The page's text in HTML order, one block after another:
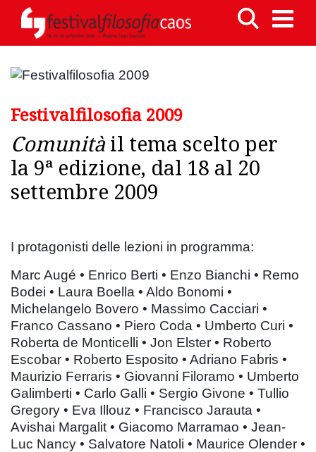
Festivalfilosofia 2009
Comunità il tema scelto per
la 9ª edizione, dal 18 al 20
settembre 2009
I protagonisti delle lezioni in programma:
Marc Augé • Enrico Berti • Enzo Bianchi • Remo
Bodei • Laura Boella • Aldo Bonomi •
Michelangelo Bovero • Massimo Cacciari •
Franco Cassano • Piero Coda • Umberto Curi •
Roberta de Monticelli • Jon Elster • Roberto
Escobar • Roberto Esposito • Adriano Fabris •
Maurizio Ferraris • Giovanni Filoramo • Umberto
Galimberti • Carlo Galli • Sergio Givone • Tullio
Gregory • Eva Illouz • Francisco Jarauta •
Avishai Margalit • Giacomo Marramao • Jean-
Luc Nancy • Salvatore Natoli • Maurice Olender •